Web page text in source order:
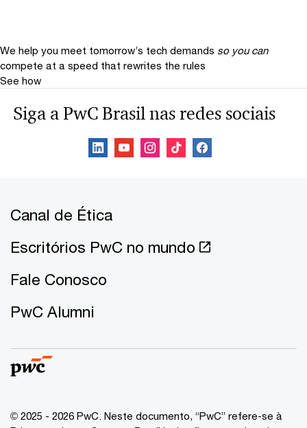
We help you meet tomorrow’s tech demands so you can
compete at a speed that rewrites the rules
See how
Siga a PwC Brasil nas redes sociais
Canal de Ética
Escritórios PwC no mundo
Fale Conosco
PwC Alumni
© 2025 - 2026 PwC. Neste documento, “PwC” refere-se à